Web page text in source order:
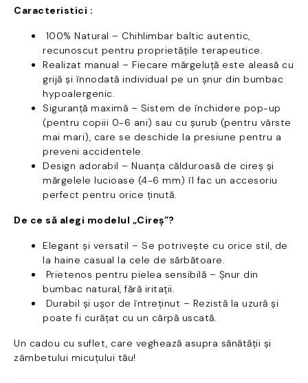
Caracteristici :
100% Natural – Chihlimbar baltic autentic,
recunoscut pentru proprietățile terapeutice.
Realizat manual – Fiecare mărgeluță este aleasă cu
grijă și înnodată individual pe un șnur din bumbac
hypoalergenic.
Siguranță maximă – Sistem de închidere pop-up
(pentru copiii 0-6 ani) sau cu șurub (pentru vârste
mai mari), care se deschide la presiune pentru a
preveni accidentele.
Design adorabil – Nuanța călduroasă de cireș și
mărgelele lucioase (4-6 mm) îl fac un accesoriu
perfect pentru orice ținută.
De ce să alegi modelul „Cireș”?
Elegant și versatil – Se potrivește cu orice stil, de
la haine casual la cele de sărbătoare.
Prietenos pentru pielea sensibilă – Șnur din
bumbac natural, fără iritații.
Durabil și ușor de întreținut – Rezistă la uzură și
poate fi curățat cu un cârpă uscată.
Un cadou cu suflet, care veghează asupra sănătății și
zâmbetului micuțului tău!